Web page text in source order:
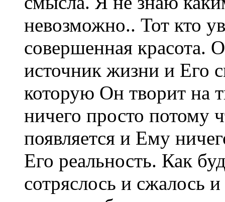
невозможно.. Тот кто
совершенная красота.
источник жизни и Его
которую Он творит на
ничего просто потому
появляется и Ему
Его реальность. Как
сотряслось и сжалось